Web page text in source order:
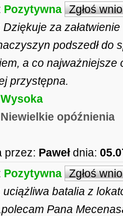
Pozytywna Zgłoś
Dziękuje za
podszedł do
a co najważniejsze
przystępna.
Wysoka
Niewielkie opóźnienia
przez: Paweł dnia:
Pozytywna Zgłoś
uciążliwa batalia z
Pana